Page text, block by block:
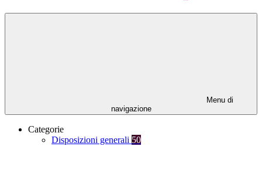
Menu di
navigazione
Categorie
Disposizioni generali 50